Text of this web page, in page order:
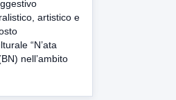
artistico e
“N’ata
nell’ambito